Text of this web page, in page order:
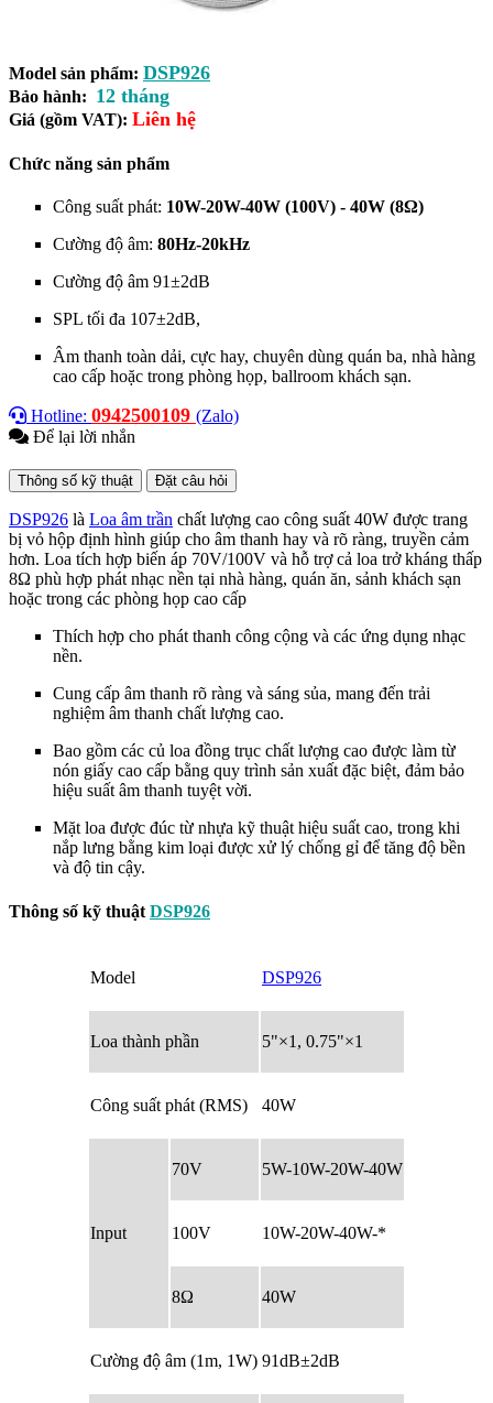
Model sản phẩm: DSP926
Bảo hành: 12 tháng
Giá (gồm VAT): Liên hệ
Chức năng sản phẩm
Công suất phát: 10W-20W-40W (100V) - 40W (8Ω)
Cường độ âm: 80Hz-20kHz
Cường độ âm 91±2dB
SPL tối đa 107±2dB,
Âm thanh toàn dải, cực hay, chuyên dùng quán ba, nhà hàng
cao cấp hoặc trong phòng họp, ballroom khách sạn.
Hotline: 0942500109 (Zalo)
Để lại lời nhắn
Thông số kỹ thuật Đặt câu hỏi
DSP926 là Loa âm trần chất lượng cao công suất 40W được trang
bị vỏ hộp định hình giúp cho âm thanh hay và rõ ràng, truyền cảm
hơn. Loa tích hợp biến áp 70V/100V và hỗ trợ cả loa trở kháng thấp
8Ω phù hợp phát nhạc nền tại nhà hàng, quán ăn, sảnh khách sạn
hoặc trong các phòng họp cao cấp
Thích hợp cho phát thanh công cộng và các ứng dụng nhạc
nền.
Cung cấp âm thanh rõ ràng và sáng sủa, mang đến trải
nghiệm âm thanh chất lượng cao.
Bao gồm các củ loa đồng trục chất lượng cao được làm từ
nón giấy cao cấp bằng quy trình sản xuất đặc biệt, đảm bảo
hiệu suất âm thanh tuyệt vời.
Mặt loa được đúc từ nhựa kỹ thuật hiệu suất cao, trong khi
nắp lưng bằng kim loại được xử lý chống gỉ để tăng độ bền
và độ tin cậy.
Thông số kỹ thuật DSP926
Model DSP926
Loa thành phần 5"×1, 0.75"×1
Công suất phát (RMS) 40W
Input
70V 5W-10W-20W-40W
100V 10W-20W-40W-*
8Ω 40W
Cường độ âm (1m, 1W) 91dB±2dB